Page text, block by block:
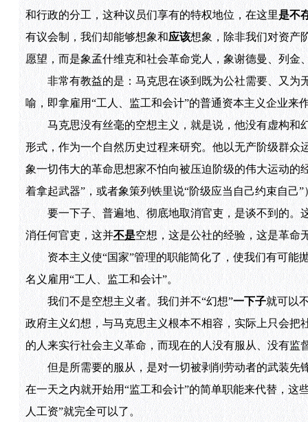
和行政的分工，这种议员们享有的特权地位，在这里是不
有议会制，我们却能够想象和应该想象，除非我们对资产
愿望，而是象孟什维克和社会革命党人，象谢德曼、列金
非常有教益的是：马克思在谈到既为公社需要、又为
喻，即拿雇用“工人、监工和会计”的普通资本主义企业来
马克思没有丝毫的空想主义，就是说，他没有虚构和
形式，作为一个自然历史过程来研究。他以无产阶级群众
象一切伟大的革命思想家不怕向被压迫阶级的伟大运动的
着拿起武器”，或者象策列铁里说“阶级应当自己约束自己”
要一下子、普遍地、彻底地取消官吏，是谈不到的。
消任何官吏，这并不是空想，这是公社的经验，这是革命
资本主义使“国家”管理的职能简化了，使我们有可能
名义雇用“工人、监工和会计”。
我们不是空想主义者。我们并不“幻想”一下子就可以
政府主义幻想，与马克思主义根本不相容，实际上只会
的人来实行社会主义革命，而现在的人没有服从、没有监
但是所需要的服从，是对一切被剥削劳动者的武装先
在一天之内就开始用“监工和会计”的简单职能来代替，
人工资”就完全可以了。